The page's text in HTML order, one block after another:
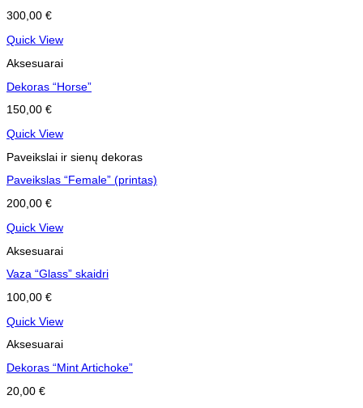
300,00 €
Quick View
Aksesuarai
Dekoras “Horse”
150,00 €
Quick View
Paveikslai ir sienų dekoras
Paveikslas “Female” (printas)
200,00 €
Quick View
Aksesuarai
Vaza “Glass” skaidri
100,00 €
Quick View
Aksesuarai
Dekoras “Mint Artichoke”
20,00 €